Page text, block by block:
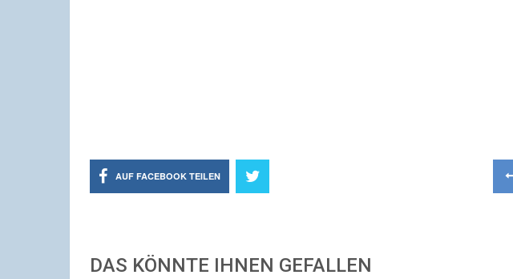
AUF FACEBOOK TEILEN
DAS KÖNNTE IHNEN GEFALLEN